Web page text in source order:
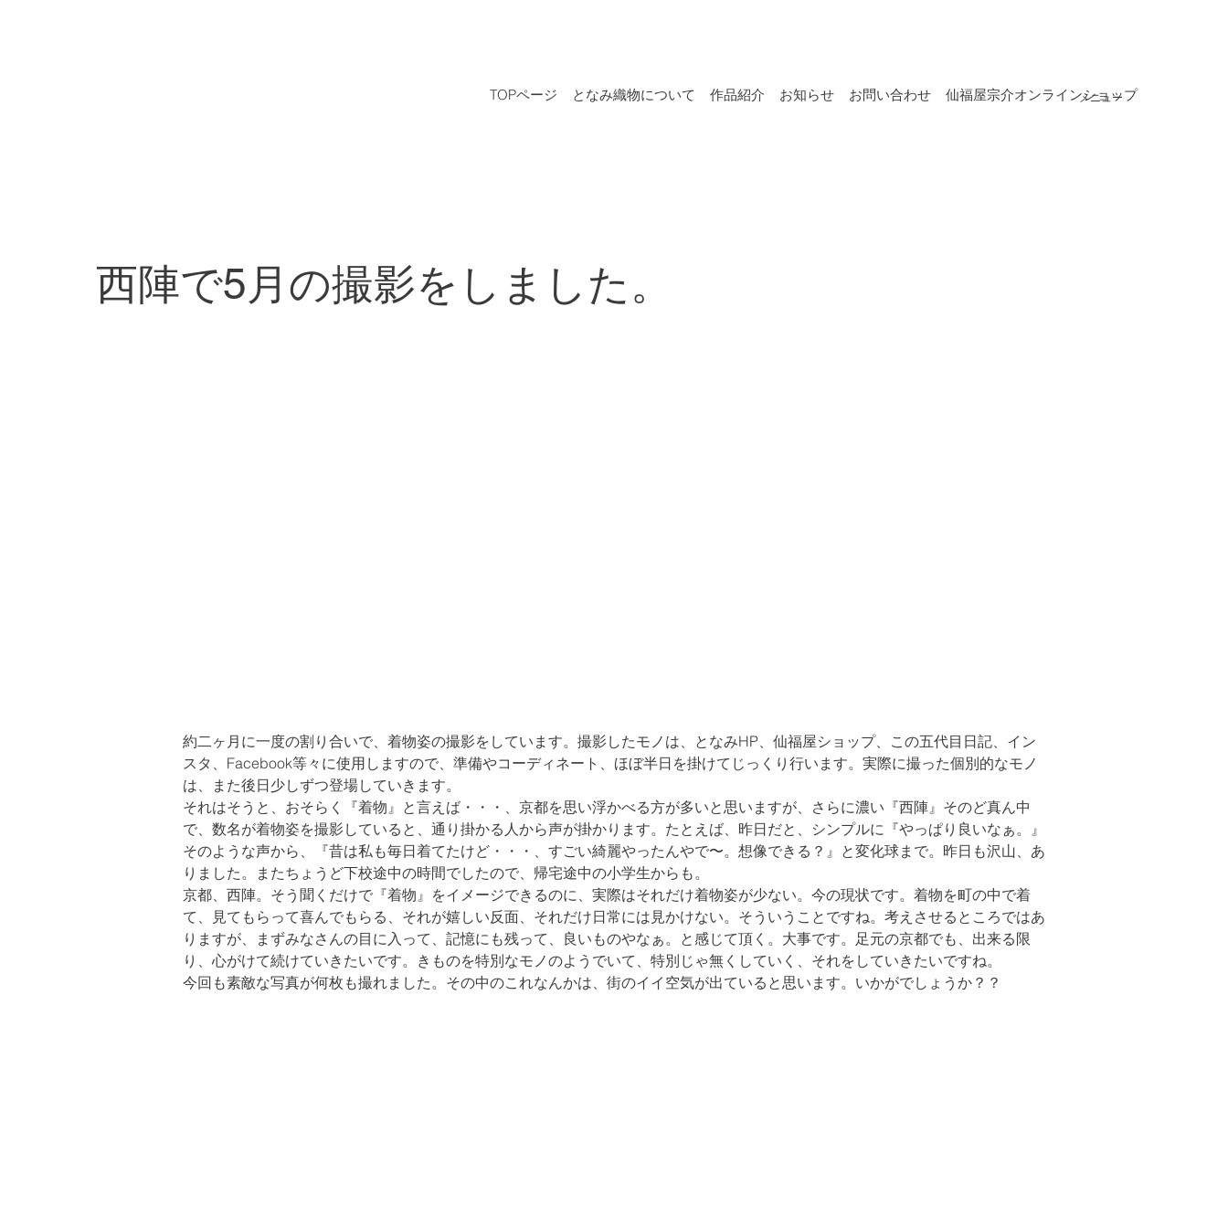
メニュー
TOPページ となみ織物について 作品紹介 お知らせ お問い合わせ 仙福屋宗介オンラインショップ
西陣で5月の撮影をしました。
約二ヶ月に一度の割り合いで、着物姿の撮影をしています。撮影したモノは、となみHP、仙福屋ショップ、この五代目日記、イン
スタ、Facebook等々に使用しますので、準備やコーディネート、ほぼ半日を掛けてじっくり行います。実際に撮った個別的なモノ
は、また後日少しずつ登場していきます。
それはそうと、おそらく『着物』と言えば・・・、京都を思い浮かべる方が多いと思いますが、さらに濃い『西陣』そのど真ん中
で、数名が着物姿を撮影していると、通り掛かる人から声が掛かります。たとえば、昨日だと、シンプルに『やっぱり良いなぁ。』
そのような声から、『昔は私も毎日着てたけど・・・、すごい綺麗やったんやで〜。想像できる？』と変化球まで。昨日も沢山、あ
りました。またちょうど下校途中の時間でしたので、帰宅途中の小学生からも。
京都、西陣。そう聞くだけで『着物』をイメージできるのに、実際はそれだけ着物姿が少ない。今の現状です。着物を町の中で着
て、見てもらって喜んでもらる、それが嬉しい反面、それだけ日常には見かけない。そういうことですね。考えさせるところではあ
りますが、まずみなさんの目に入って、記憶にも残って、良いものやなぁ。と感じて頂く。大事です。足元の京都でも、出来る限
り、心がけて続けていきたいです。きものを特別なモノのようでいて、特別じゃ無くしていく、それをしていきたいですね。
今回も素敵な写真が何枚も撮れました。その中のこれなんかは、街のイイ空気が出ていると思います。いかがでしょうか？？